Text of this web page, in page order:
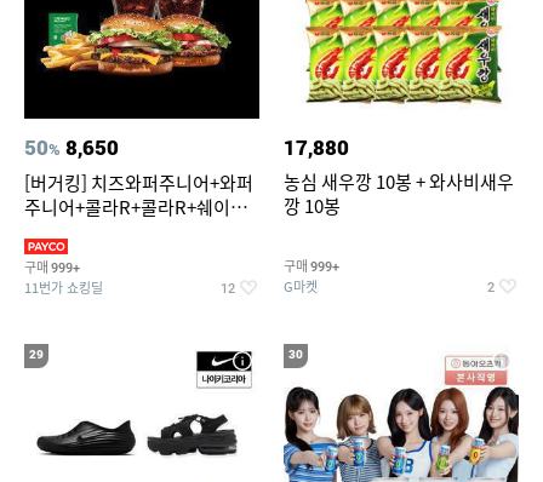
50% 8,650
[버거킹] 치즈와퍼주니어+와퍼
주니어+콜라R+콜라R+쉐이킹
구매 999+
11번가 쇼킹딜 12
17,880
농심 새우깡 10봉 + 와사비새우
깡 10봉
구매 999+
G마켓 2
29 30